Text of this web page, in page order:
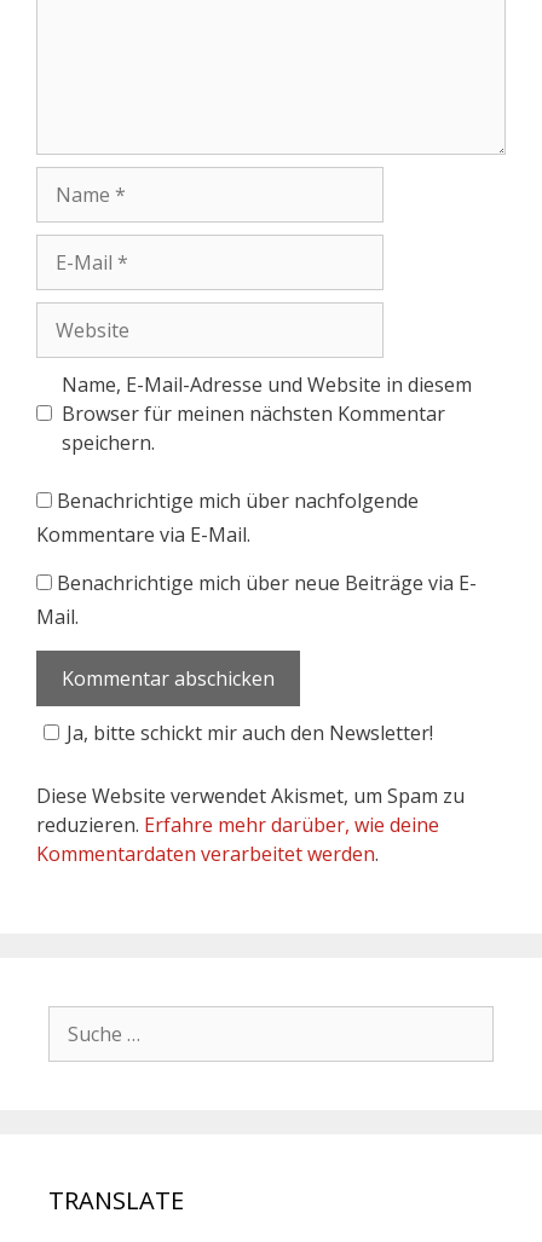
Name, E-Mail-Adresse und Website in diesem
Browser für meinen nächsten Kommentar
speichern.
Benachrichtige mich über nachfolgende
Kommentare via E-Mail.
Benachrichtige mich über neue Beiträge via E-
Mail.
Ja, bitte schickt mir auch den Newsletter!
Diese Website verwendet Akismet, um Spam zu
reduzieren. Erfahre mehr darüber, wie deine
Kommentardaten verarbeitet werden.
TRANSLATE